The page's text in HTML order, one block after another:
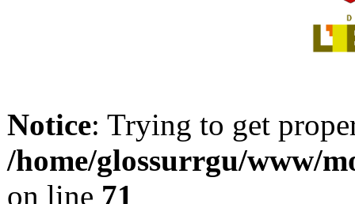
Notice: Trying to get
/home/glossurrgu/www/
on line 71